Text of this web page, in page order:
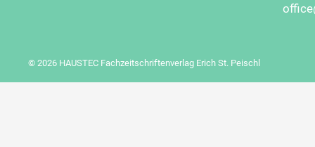
© 2026 HAUSTEC Fachzeitschriftenverlag Erich St. Peischl